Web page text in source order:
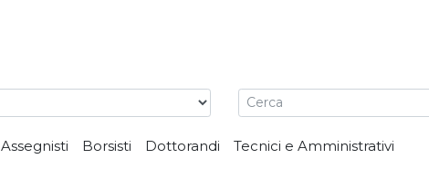
Assegnisti Borsisti Dottorandi Tecnici e Amministrativi